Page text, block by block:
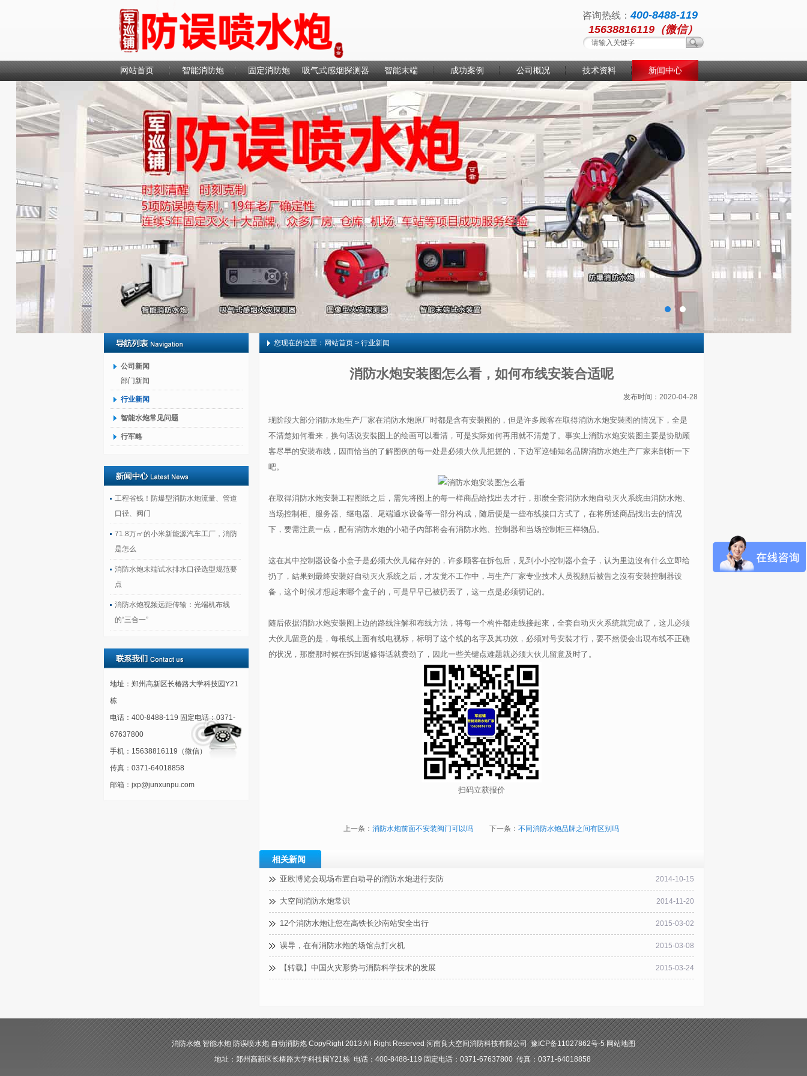
咨询热线：400-8488-119
15638816119（微信）
网站首页 智能消防炮 固定消防炮 吸气式感烟探测器 智能末端 成功案例 公司概况 技术资料 新闻中心
联系我们
公司新闻
部门新闻
行业新闻
智能水炮常见问题
行军略
工程省钱！防爆型消防水炮流量、管道
口径、阀门
71.8万㎡的小米新能源汽车工厂，消防
是怎么
消防水炮末端试水排水口径选型规范要
点
消防水炮视频远距传输：光端机布线
的“三合一”
地址：郑州高新区长椿路大学科技园Y21
栋
电话：400-8488-119 固定电话：0371-
67637800
手机：15638816119（微信）
传真：0371-64018858
邮箱：jxp@junxunpu.com
您现在的位置： 网站首页> 行业新闻
消防水炮安装图怎么看，如何布线安装合适呢
发布时间：2020-04-28
现阶段大部分消防水炮生产厂家在消防水炮原厂时都是含有安裝图的，但是许多顾客在取得消防水炮安裝图的情况下，全是
不清楚如何看来，换句话说安裝图上的绘画可以看清，可是实际如何再用就不清楚了。事实上消防水炮安裝图主要是协助顾
客尽早的安裝布线，因而恰当的了解图例的每一处是必须大伙儿把握的，下边军巡铺知名品牌消防水炮生产厂家来剖析一下
吧。
在取得消防水炮安裝工程图纸之后，需先将图上的每一样商品给找出去才行，那麼全套消防水炮自动灭火系统由消防水炮、
当场控制柜、服务器、继电器、尾端通水设备等一部分构成，随后便是一些布线接口方式了，在将所述商品找出去的情况
下，要需注意一点，配有消防水炮的小箱子內部将会有消防水炮、控制器和当场控制柜三样物品。
这在其中控制器设备小盒子是必须大伙儿储存好的，许多顾客在拆包后，见到小小控制器小盒子，认为里边沒有什么立即给
扔了，結果到最终安裝好自动灭火系统之后，才发觉不工作中，与生产厂家专业技术人员视頻后被告之沒有安裝控制器设
备，这个时候才想起来哪个盒子的，可是早早已被扔丟了，这一点是必须切记的。
随后依据消防水炮安裝图上边的路线注解和布线方法，将每一个构件都走线接起來，全套自动灭火系统就完成了，这儿必须
大伙儿留意的是，每根线上面有线电视标，标明了这个线的名字及其功效，必须对号安裝才行，要不然便会出現布线不正确
的状况，那麼那时候在拆卸返修得话就费劲了，因此一些关键点难题就必须大伙儿留意及时了。
扫码立获报价
上一条： 消防水炮前面不安装阀门可以吗 下一条： 不同消防水炮品牌之间有区别吗
相关新闻
2014-10-15
亚欧博览会现场布置自动寻的消防水炮进行安防
2014-11-20
大空间消防水炮常识
2015-03-02
12个消防水炮让您在高铁长沙南站安全出行
2015-03-08
误导，在有消防水炮的场馆点打火机
2015-03-24
【转载】中国火灾形势与消防科学技术的发展
消防水炮 智能水炮 防误喷水炮 自动消防炮 CopyRight 2013 All Right Reserved 河南良大空间消防科技有限公司 豫ICP备11027862号-5网站地图
地址：郑州高新区长椿路大学科技园Y21栋 电话：400-8488-119 固定电话：0371-67637800 传真：0371-64018858